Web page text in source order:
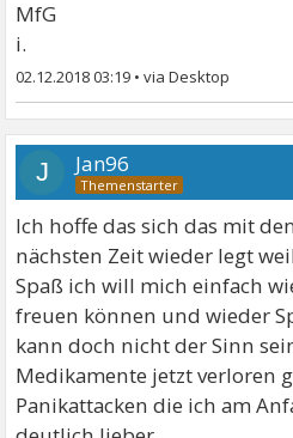
MfG
i.
02.12.2018 03:19 •
J Jan96
Ich hoffe das sich das mit
nächsten Zeit wieder legt
Spaß ich will mich einfach
freuen können und wieder
kann doch nicht der Sinn
Medikamente jetzt verloren
Panikattacken die ich am